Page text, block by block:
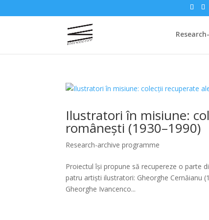
Ilustratori în misiune:
românești (1930–1990)
Research-archive programme
Proiectul își propune să recupereze o parte
patru artiști ilustratori: Gheorghe Cernăianu
Gheorghe Ivancenco...